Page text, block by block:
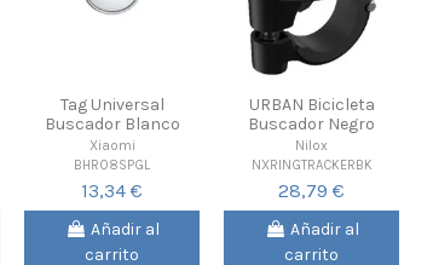
Tag Universal
Buscador Blanco
Xiaomi
BHR08SPGL
13,34 €
Añadir al
carrito
URBAN Bicicleta
Buscador Negro
Nilox
NXRINGTRACKERBK
28,79 €
Añadir al
carrito